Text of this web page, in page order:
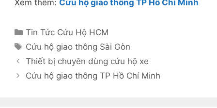
Xem thêm: Cứu hộ giao thông TP Hồ Chí Minh
Danh
mục
Tin Tức Cứu Hộ HCM
Thẻ
Cứu hộ giao thông Sài Gòn
Thiết bị chuyên dùng cứu hộ xe
Cứu hộ giao thông TP Hồ Chí Minh